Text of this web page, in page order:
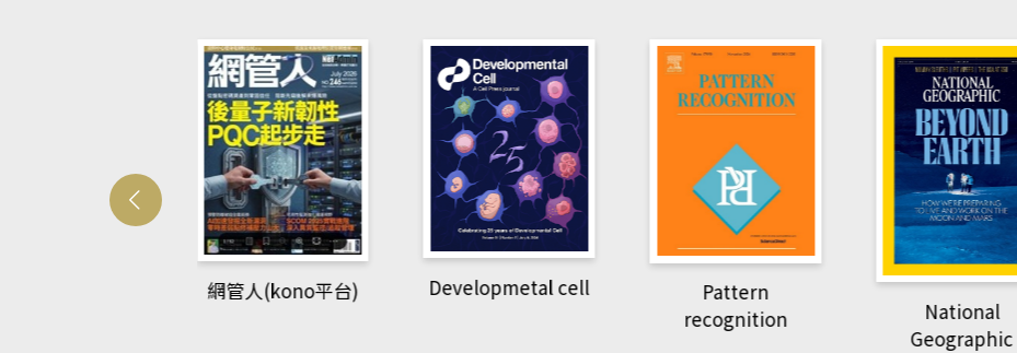
網管人(kono平台) Developmetal cell
Pattern
recognition
National
Geographic